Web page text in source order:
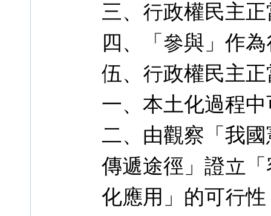
三、行政權民主
四、「參與」作
伍、行政權民主
一、本土化過程
二、由觀察「我
傳遞途徑」證立
化應用」的可行性